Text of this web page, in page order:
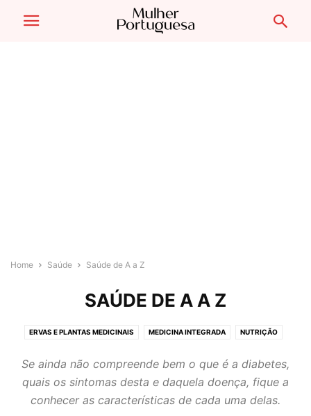
Home Saúde Saúde de A a Z
SAÚDE DE A A Z
ERVAS E PLANTAS MEDICINAIS MEDICINA INTEGRADA NUTRIÇÃO
Se ainda não compreende bem o que é a diabetes,
quais os sintomas desta e daquela doença, fique a
conhecer as características de cada uma delas.